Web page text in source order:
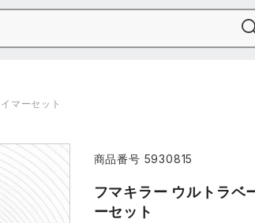
類
ランキング 作業用手袋ランキ
ング
清掃・ビルメンテ
マーセット
商品番号 5930815
フマキラー ウルトラベ
ーセット